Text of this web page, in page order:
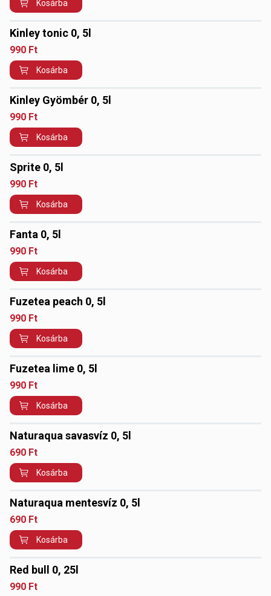
Kosárba
Kinley tonic 0, 5l
990 Ft
Kosárba
Kinley Gyömbér 0, 5l
990 Ft
Kosárba
Sprite 0, 5l
990 Ft
Kosárba
Fanta 0, 5l
990 Ft
Kosárba
Fuzetea peach 0, 5l
990 Ft
Kosárba
Fuzetea lime 0, 5l
990 Ft
Kosárba
Naturaqua savasvíz 0, 5l
690 Ft
Kosárba
Naturaqua mentesvíz 0, 5l
690 Ft
Kosárba
Red bull 0, 25l
990 Ft